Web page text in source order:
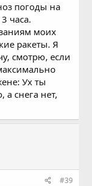
погоды на
часа.
моих
ракеты. Я
смотрю, если
Ух ты
снега нет,
#39